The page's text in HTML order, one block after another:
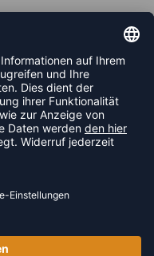
VERPASSE KEINE